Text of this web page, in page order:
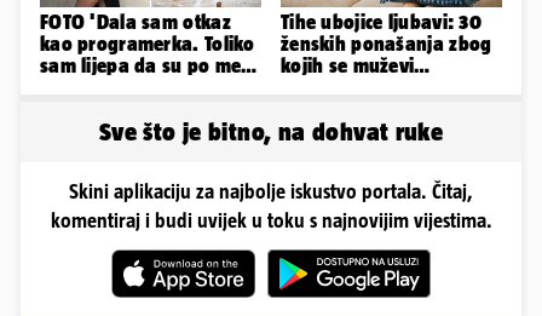
FOTO 'Dala sam otkaz
kao programerka. Toliko
sam lijepa da su po meni
Tihe ubojice ljubavi: 30
ženskih ponašanja zbog
kojih se muževi
Sve što je bitno, na dohvat ruke
Skini aplikaciju za najbolje iskustvo portala. Čitaj,
komentiraj i budi uvijek u toku s najnovijim vijestima.